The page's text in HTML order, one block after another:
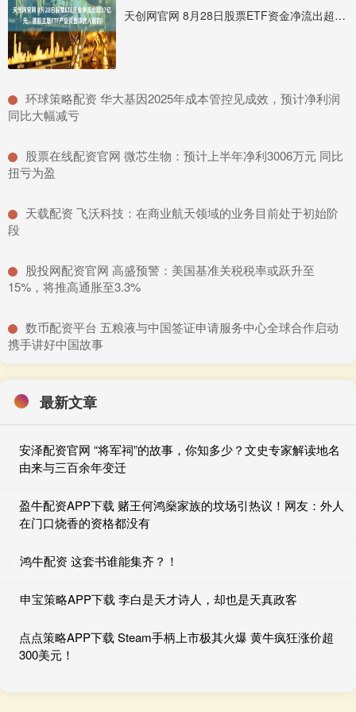
天创网官网 8月28日股票ETF资金净流出超37亿元，港股主题ETF产品资金净流入居前
​环球策略配资 华大基因2025年成本管控见成效，预计净利润
同比大幅减亏
​股票在线配资官网 微芯生物：预计上半年净利3006万元 同比
扭亏为盈
​天载配资 飞沃科技：在商业航天领域的业务目前处于初始阶
段
​股投网配资官网 高盛预警：美国基准关税税率或跃升至
15%，将推高通胀至3.3%
​数币配资平台 五粮液与中国签证申请服务中心全球合作启动
携手讲好中国故事
最新文章
安泽配资官网 “将军祠”的故事，你知多少？文史专家解读地名
由来与三百余年变迁
盈牛配资APP下载 赌王何鸿燊家族的坟场引热议！网友：外人
在门口烧香的资格都没有
鸿牛配资 这套书谁能集齐？！
申宝策略APP下载 李白是天才诗人，却也是天真政客
点点策略APP下载 Steam手柄上市极其火爆 黄牛疯狂涨价超
300美元！